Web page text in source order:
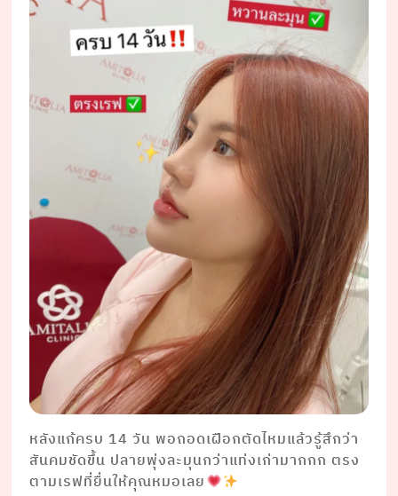
หลังแก้ครบ 14 วัน พอถอดเฝือกตัดไหมแล้วรู้สึกว่า
สันคมชัดขึ้น ปลายพุ่งละมุนกว่าแท่งเก่ามากกก ตรง
ตามเรฟที่ยื่นให้คุณหมอเลย